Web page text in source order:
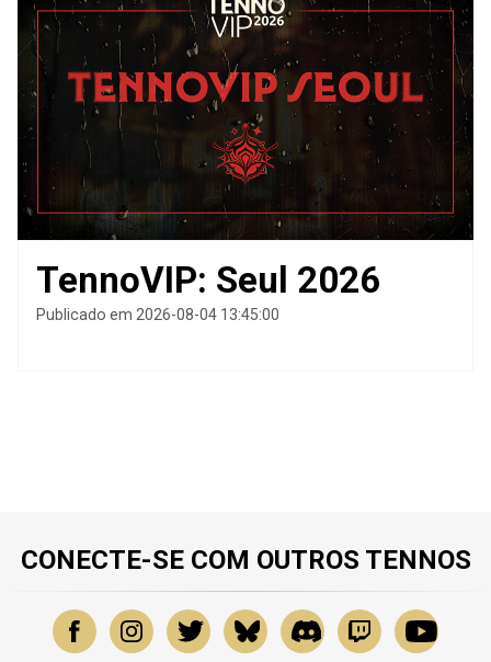
TennoVIP: Seul 2026
Publicado em 2026-08-04 13:45:00
CONECTE-SE COM OUTROS TENNOS